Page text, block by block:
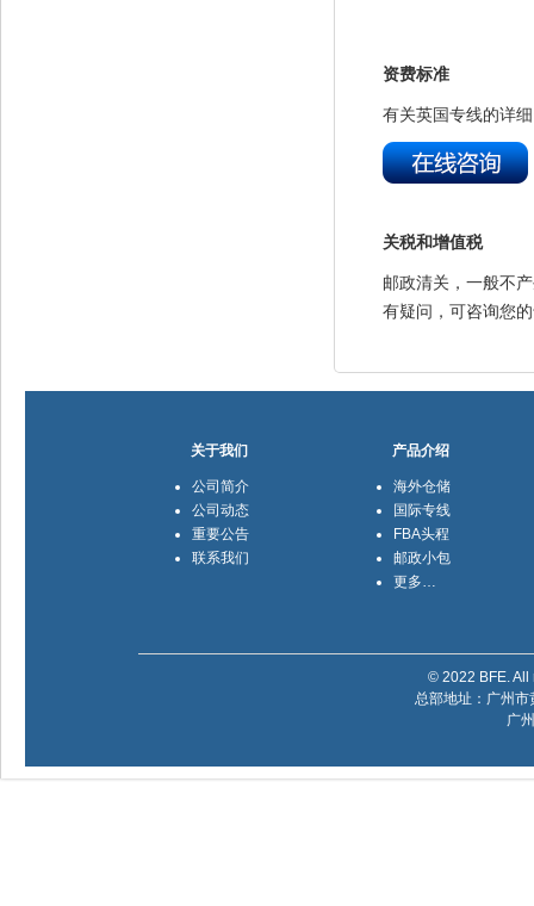
资费标准
有关英国专线的详
关税和增值税
邮政清关，一般不
有疑问，可咨询您
关于我们
公司简介
公司动态
重要公告
联系我们
产品介绍
海外仓储
国际专线
FBA头程
邮政小包
更多…
© 2022 BFE.
总部地址：广州
广